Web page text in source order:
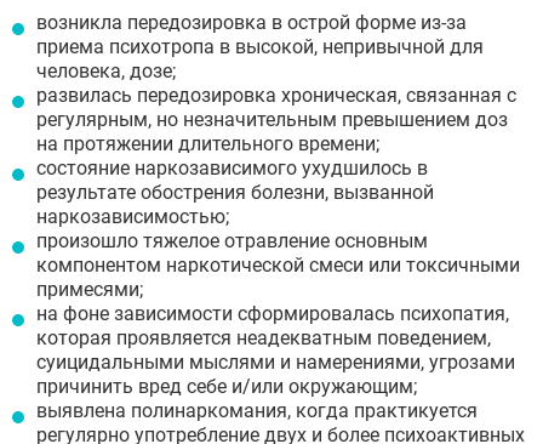
возникла передозировка в острой форме из-за
приема психотропа в высокой, непривычной для
человека, дозе;
развилась передозировка хроническая, связанная с
регулярным, но незначительным превышением доз
на протяжении длительного времени;
состояние наркозависимого ухудшилось в
результате обострения болезни, вызванной
наркозависимостью;
произошло тяжелое отравление основным
компонентом наркотической смеси или токсичными
примесями;
на фоне зависимости сформировалась психопатия,
которая проявляется неадекватным поведением,
суицидальными мыслями и намерениями, угрозами
причинить вред себе и/или окружающим;
выявлена полинаркомания, когда практикуется
регулярно употребление двух и более психоактивных